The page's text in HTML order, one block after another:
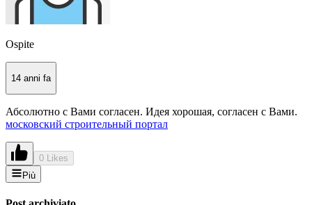
Ospite
14 anni fa
Абсолютно с Вами согласен. Идея хорошая, согласен с Вами.
московский строительный портал
0 Likes
Più